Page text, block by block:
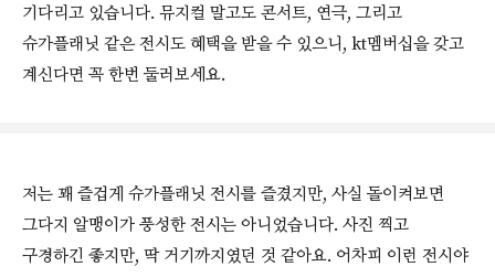
기다리고 있습니다. 뮤지컬 말고도 콘서트, 연극, 그리고
슈가플래닛 같은 전시도 혜택을 받을 수 있으니, kt멤버십을 갖고
계신다면 꼭 한번 둘러보세요.
저는 꽤 즐겁게 슈가플래닛 전시를 즐겼지만, 사실 돌이켜보면
그다지 알맹이가 풍성한 전시는 아니었습니다. 사진 찍고
구경하긴 좋지만, 딱 거기까지였던 것 같아요. 어차피 이런 전시야